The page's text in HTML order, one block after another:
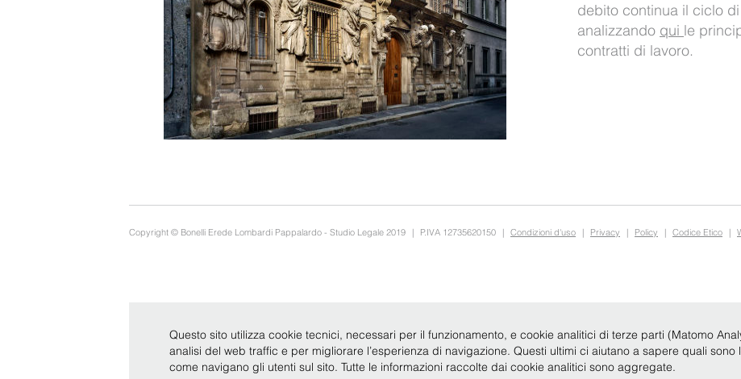
debito continua il ciclo
analizzando qui le
contratti di lavoro.
Copyright © Bonelli Erede Lombardi Pappalardo - Studio Legale 2019 | P.IVA 12735620150 | Condizioni d'uso | Privacy | Policy | Codice Etico |
Questo sito utilizza cookie tecnici, necessari per il funzionamento, e cookie analitici di terze parti (Matomo
analisi del web traffic e per migliorare l’esperienza di navigazione. Questi ultimi ci aiutano a sapere quali sono
come navigano gli utenti sul sito. Tutte le informazioni raccolte dai cookie analitici sono aggregate.